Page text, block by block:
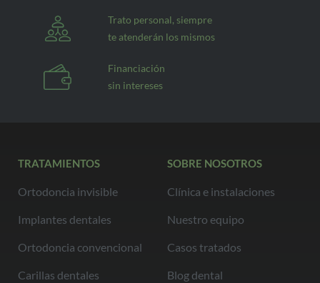
Trato personal, siempre
te atenderán los mismos
Financiación
sin intereses
TRATAMIENTOS
Ortodoncia invisible
Implantes dentales
Ortodoncia convencional
Carillas dentales
SOBRE NOSOTROS
Clínica e instalaciones
Nuestro equipo
Casos tratados
Blog dental